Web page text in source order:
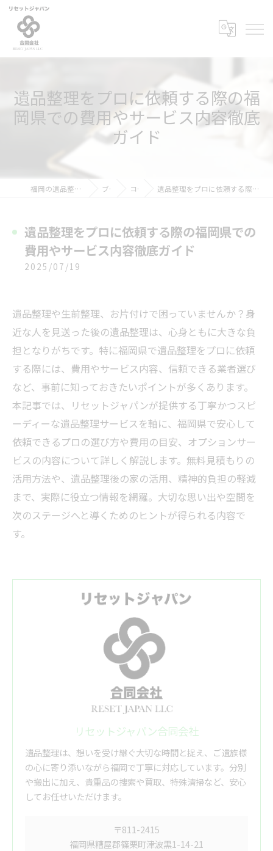
遺品整理をプロに依頼する際の福
岡県での費用やサービス内容徹底
ガイド
福岡の遺品整理ならリセットジャパン ブログ コラム 遺品整理をプロに依頼する際の福岡県での費用やサービス内容徹底ガイド
遺品整理をプロに依頼する際の福岡県での
費用やサービス内容徹底ガイド
2025/07/19
遺品整理や生前整理、お片付けで困っていませんか？身
近な人を見送った後の遺品整理は、心身ともに大きな負
担となりがちです。特に福岡県で遺品整理をプロに依頼
する際には、費用やサービス内容、信頼できる業者選び
など、事前に知っておきたいポイントが多くあります。
本記事では、リセットジャパンが提供する丁寧かつスピ
ーディーな遺品整理サービスを軸に、福岡県で安心して
依頼できるプロの選び方や費用の目安、オプションサー
ビスの内容について詳しく解説します。無料見積もりの
活用方法や、遺品整理後の家の活用、精神的負担の軽減
まで、実際に役立つ情報を網羅。大切な思い出や空間を
次のステージへと導くためのヒントが得られる内容で
す。
リセットジャパン合同会社
遺品整理は、想いを受け継ぐ大切な時間と捉え、ご遺族様
の心に寄り添いながら福岡で丁寧に対応しています。分別
や搬出に加え、貴重品の捜索や買取、特殊清掃など、安心
してお任せいただけます。
〒811-2415
福岡県糟屋郡篠栗町津波黒1-14-21